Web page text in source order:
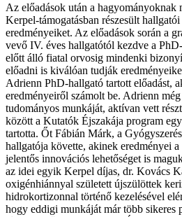
Az előadások után a hagyományoknak
Kerpel-támogatásban részesült
eredményeiket. Az előadások során a
vevő IV. éves hallgatótól kezdve a
előtt álló fiatal orvosig mindenki
előadni is kiválóan tudják
Adrienn PhD-hallgató tartott előadást,
eredményeiről számolt be. Adrienn
tudományos munkáját, aktívan vett
között a Kutatók Éjszakája program
tartotta. Őt Fábián Márk, a
hallgatója követte, akinek eredményei
jelentős innovációs lehetőséget is
az idei egyik Kerpel díjas, dr. Kovács
oxigénhiánnyal született újszülöttek
hidrokortizonnal történő kezelésével
hogy eddigi munkáját már több sikeres